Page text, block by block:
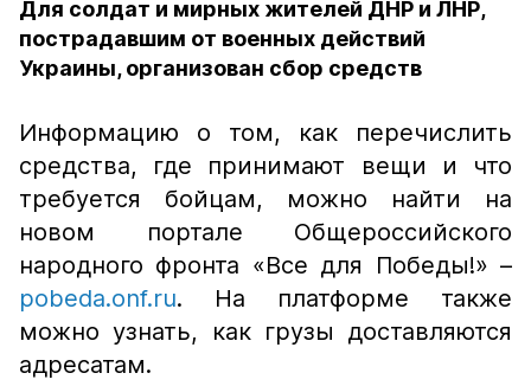
Для солдат и мирных жителей ДНР и ЛНР,
пострадавшим от военных действий
Украины, организован сбор средств
Информацию о том, как перечислить
средства, где принимают вещи и что
требуется бойцам, можно найти на
новом портале Общероссийского
народного фронта «Все для Победы!» –
pobeda.onf.ru. На платформе также
можно узнать, как грузы доставляются
адресатам.